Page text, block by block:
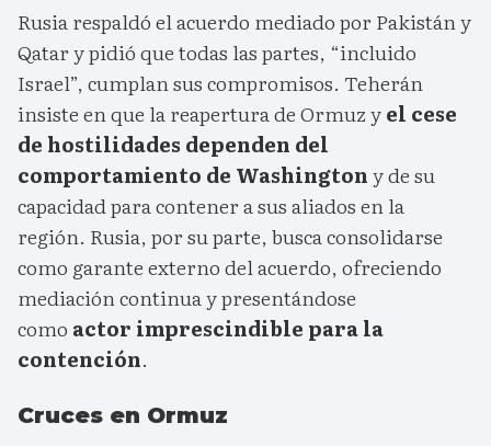
Rusia respaldó el acuerdo mediado por Pakistán y
Qatar y pidió que todas las partes, “incluido
Israel”, cumplan sus compromisos. Teherán
insiste en que la reapertura de Ormuz yel cese
de hostilidades dependen del
comportamiento de Washingtony de su
capacidad para contener a sus aliados en la
región. Rusia, por su parte, busca consolidarse
como garante externo del acuerdo, ofreciendo
mediación continua y presentándose
como actor imprescindible para la
contención.
Cruces en Ormuz